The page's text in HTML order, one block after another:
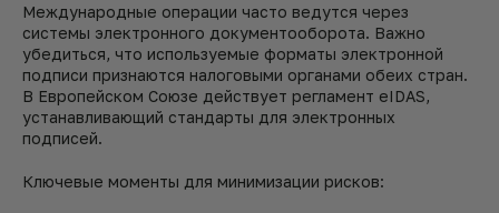
Международные операции часто ведутся через
системы электронного документооборота. Важно
убедиться, что используемые форматы электронной
подписи признаются налоговыми органами обеих стран.
В Европейском Союзе действует регламент eIDAS,
устанавливающий стандарты для электронных
подписей.
Ключевые моменты для минимизации рисков: